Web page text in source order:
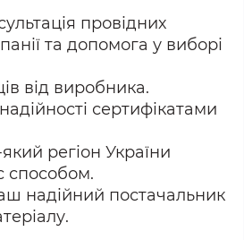
провідних
та допомога у виборі
від виробника.
сертифікатами
регіон України
способом.
надійний постачальник